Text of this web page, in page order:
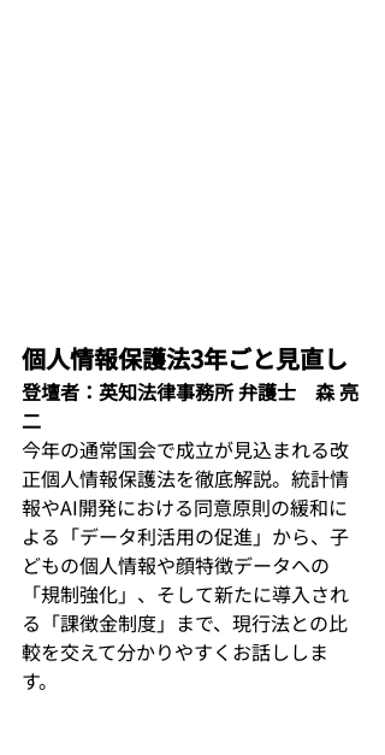
個人情報保護法3年ごと見直し
登壇者：英知法律事務所 弁護士　森 亮
二
今年の通常国会で成立が見込まれる改
正個人情報保護法を徹底解説。統計情
報やAI開発における同意原則の緩和に
よる「データ利活用の促進」から、子
どもの個人情報や顔特徴データへの
「規制強化」、そして新たに導入され
る「課徴金制度」まで、現行法との比
較を交えて分かりやすくお話ししま
す。